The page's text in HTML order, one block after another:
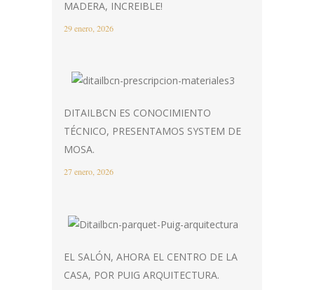
MADERA, INCREIBLE!
29 enero, 2026
DITAILBCN ES CONOCIMIENTO
TÉCNICO, PRESENTAMOS SYSTEM DE
MOSA.
27 enero, 2026
EL SALÓN, AHORA EL CENTRO DE LA
CASA, POR PUIG ARQUITECTURA.